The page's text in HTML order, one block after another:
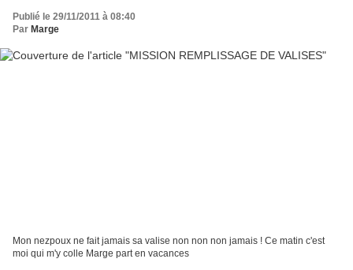
Publié le 29/11/2011 à 08:40
Par Marge
Mon nezpoux ne fait jamais sa valise non non non jamais ! Ce matin c'est
moi qui m'y colle Marge part en vacances